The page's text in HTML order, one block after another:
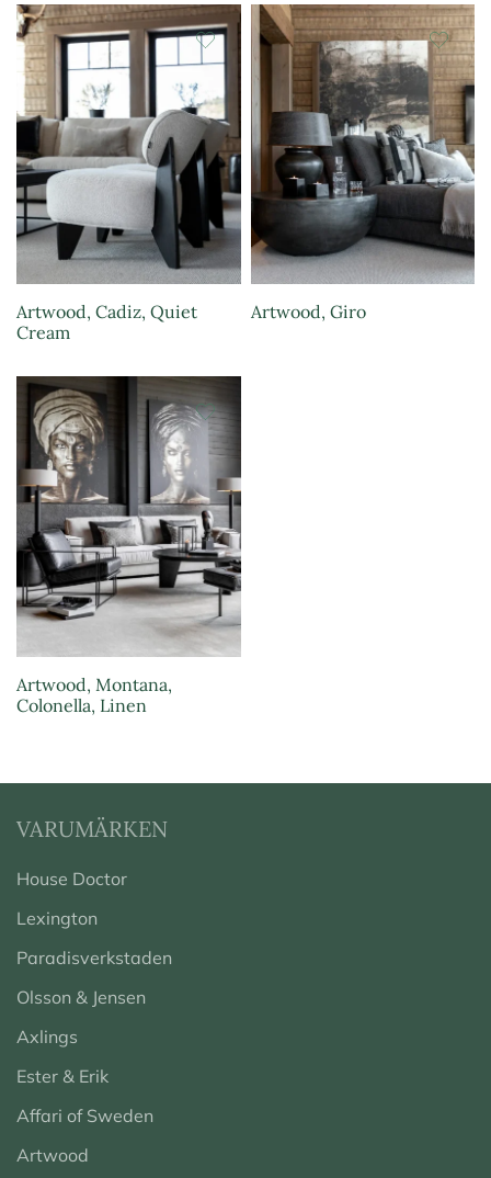
Artwood, Cadiz, Quiet
Cream
Artwood, Giro
Artwood, Montana,
Colonella, Linen
VARUMÄRKEN
House Doctor
Lexington
Paradisverkstaden
Olsson & Jensen
Axlings
Ester & Erik
Affari of Sweden
Artwood